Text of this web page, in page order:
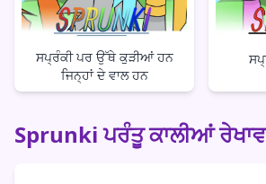
ਸਪ੍ਰੰਕੀ ਪਰ ਉੱਥੇ ਕੁੜੀਆਂ ਹਨ
ਜਿਨ੍ਹਾਂ ਦੇ ਵਾਲ ਹਨ
Sprunki ਪਰੰਤੂ ਕਾਲੀਆਂ